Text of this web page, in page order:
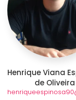
Henrique Viana
de Oliveira